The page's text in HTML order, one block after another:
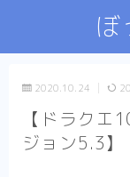
ぼ
2020.10.24
【ドラク
ジョン5.3】